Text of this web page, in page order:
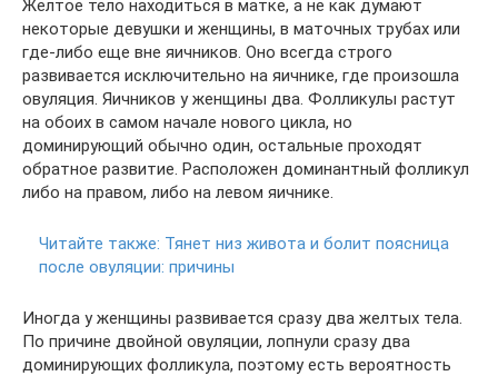
Желтое тело находиться в матке, а не как думают
некоторые девушки и женщины, в маточных трубах или
где-либо еще вне яичников. Оно всегда строго
развивается исключительно на яичнике, где произошла
овуляция. Яичников у женщины два. Фолликулы растут
на обоих в самом начале нового цикла, но
доминирующий обычно один, остальные проходят
обратное развитие. Расположен доминантный фолликул
либо на правом, либо на левом яичнике.
Читайте также: Тянет низ живота и болит поясница
после овуляции: причины
Иногда у женщины развивается сразу два желтых тела.
По причине двойной овуляции, лопнули сразу два
доминирующих фолликула, поэтому есть вероятность